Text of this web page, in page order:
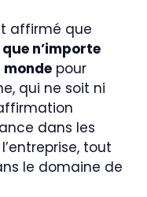
affirmé que
n’importe
pour
qui ne soit ni
dans les
tout
le domaine de